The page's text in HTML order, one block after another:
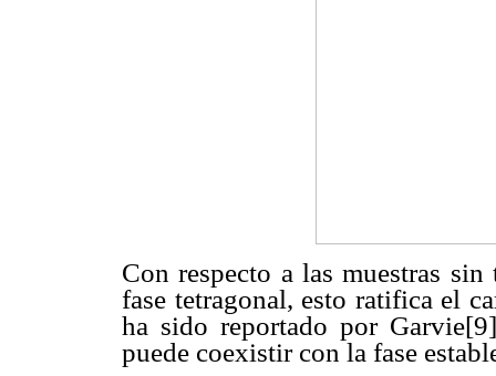
Con respecto a las muestras
fase tetragonal, esto ratifica el
ha sido reportado por
puede coexistir con la fase